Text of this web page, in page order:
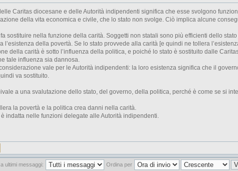
Caritas diocesane e delle Autorità indipendenti significa che esse svolgono
della vita economica e civile, che lo stato non svolge. Ciò implica alcune
sostituire nella funzione della carità. Soggetti non statali sono più efficienti dello
l’esistenza della povertà. Se lo stato provvede alla carità [e quindi ne tollera
della carità è sotto l’influenza della politica, e poiché lo stato è sostituito dalle
tale influenza sia dannosa.
vale per le Autorità indipendenti: la loro esistenza significa che il
va sostituito.
a una svalutazione dello stato, del governo, della politica, perché è come se si
la povertà e la politica crea danni nella carità.
indatta nelle funzioni delegate alle Autorità indipendenti.
ultimi messaggi: Ordina per